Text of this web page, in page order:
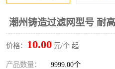
潮州铸造过滤网型号 耐
价格： 10.00 元/个 起
产品数量： 9999.00个